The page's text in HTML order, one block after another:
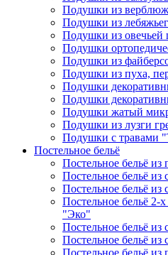
Подушки из
Подушки из
Подушки из овечьей
Подушки
Подушки из
Подушки из пуха,
Подушки
Подушки
Подушки жатый
Подушки из лузги
Подушки с травами
Постельное бельё
Постельное бельё
Постельное бельё из
Постельное бельё
Постельное бельё 2-
"Эко"
Постельное бельё из
Постельное бельё
Постельное бельё